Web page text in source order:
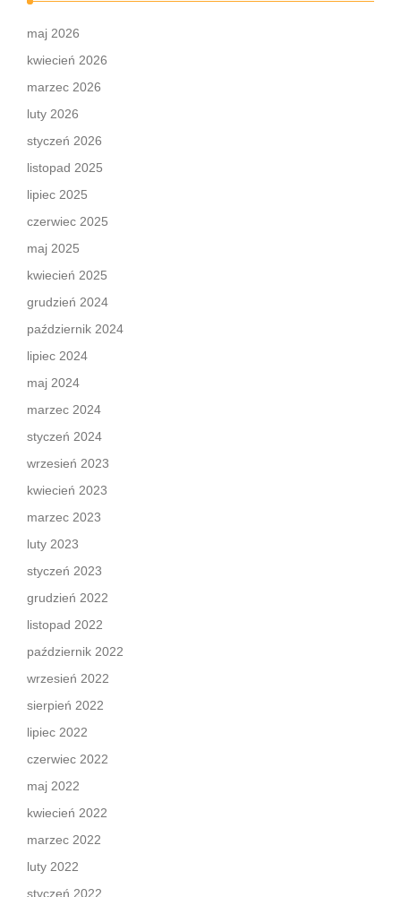
maj 2026
kwiecień 2026
marzec 2026
luty 2026
styczeń 2026
listopad 2025
lipiec 2025
czerwiec 2025
maj 2025
kwiecień 2025
grudzień 2024
październik 2024
lipiec 2024
maj 2024
marzec 2024
styczeń 2024
wrzesień 2023
kwiecień 2023
marzec 2023
luty 2023
styczeń 2023
grudzień 2022
listopad 2022
październik 2022
wrzesień 2022
sierpień 2022
lipiec 2022
czerwiec 2022
maj 2022
kwiecień 2022
marzec 2022
luty 2022
styczeń 2022